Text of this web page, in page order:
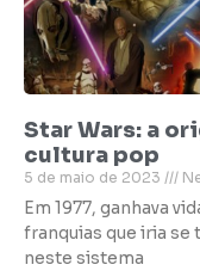
Star Wars: a
cultura pop
5 de maio de 2023
Em 1977, ganhava
franquias que iria se
neste sistema